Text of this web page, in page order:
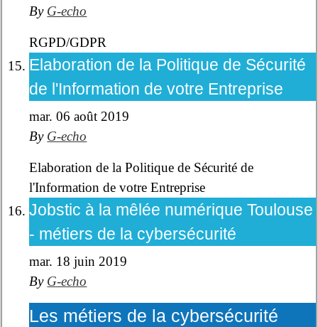
By G-echo
RGPD/GDPR
Elaboration de la Politique de Sécurité
de l'Information de votre Entreprise
mar. 06 août 2019
By G-echo
Elaboration de la Politique de Sécurité de
l'Information de votre Entreprise
Jobstic à la mêlée numérique Toulouse
- métiers de la cybersécurité
mar. 18 juin 2019
By G-echo
Les métiers de la cybersécurité